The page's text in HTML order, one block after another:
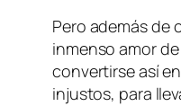
Pero además de
inmenso amor
convertirse así
injustos, para